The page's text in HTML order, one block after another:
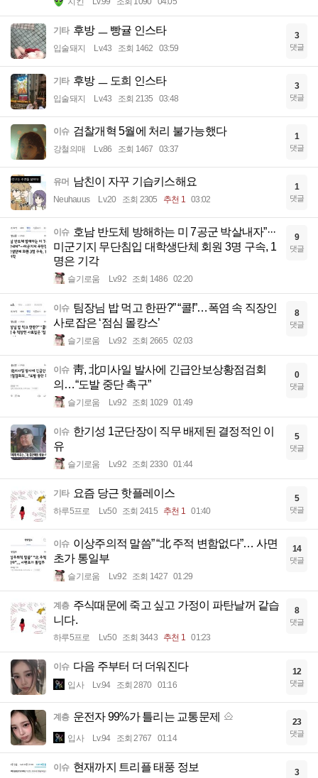
기타 후방 ㅡ 빵귤 인스타
입술돼지 Lv.43 조회 1462 03:59
3
댓글
기타 후방 ㅡ 도희 인스타
입술돼지 Lv.43 조회 2135 03:48
3
댓글
이슈 검찰개혁 5월에 처리 불가능했다
강철의매 Lv.86 조회 1467 03:37
1
댓글
유머 남친이 자꾸 기습키스해요
Neuhauus Lv.20 조회 2305 추천 1 03:02
1
댓글
이슈 호남 반도체 방해하는 미 7공군 박살내자”···
미군기지 무단침입 대학생단체 회원 3명 구속, 1
명은 기각
슬기로움 Lv.92 조회 1486 02:20
9
댓글
이슈 팀장님 밥 먹고 한판?” “콜!”…폭염 속 직장인
사로잡은 ‘점심 몰캉스’
슬기로움 Lv.92 조회 2665 02:03
8
댓글
이슈 靑, 北미사일 발사에 긴급안보상황점검회
의…“도발 중단 촉구”
슬기로움 Lv.92 조회 1029 01:49
0
댓글
이슈 한기성 1군단장이 직무 배제된 결정적인 이
유
슬기로움 Lv.92 조회 2330 01:44
5
댓글
기타 요즘 당근 핫플레이스
하루5프로 Lv.50 조회 2415 추천 1 01:40
5
댓글
이슈 이상주의적 말씀” “北 주적 변함없다”… 사면
초가 통일부
슬기로움 Lv.92 조회 1427 01:29
14
댓글
계층 주식때문에 죽고 싶고 가정이 파탄날꺼 같습
니다.
하루5프로 Lv.50 조회 3443 추천 1 01:23
8
댓글
이슈 다음 주부터 더 더워진다
입사 Lv.94 조회 2870 01:16
12
댓글
계층 운전자 99%가 틀리는 교통문제
입사 Lv.94 조회 2767 01:14
23
댓글
이슈 현재까지 트리플 태풍 정보 3